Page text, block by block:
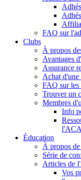
FAQ sur
Clubs
À propos
Avantages
Assurance
Achat d'une
FAQ sur les
Trouver un
Membres
Info
Éducation
À propos
Série de
Articles de
Vos